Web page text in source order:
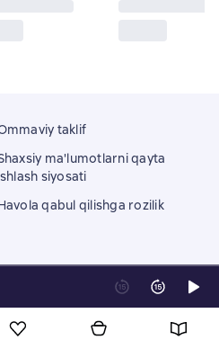
taklif
ma'lumotlarni qayta
siyosati
qabul qilishga rozilik
co. Limerick, Ireland